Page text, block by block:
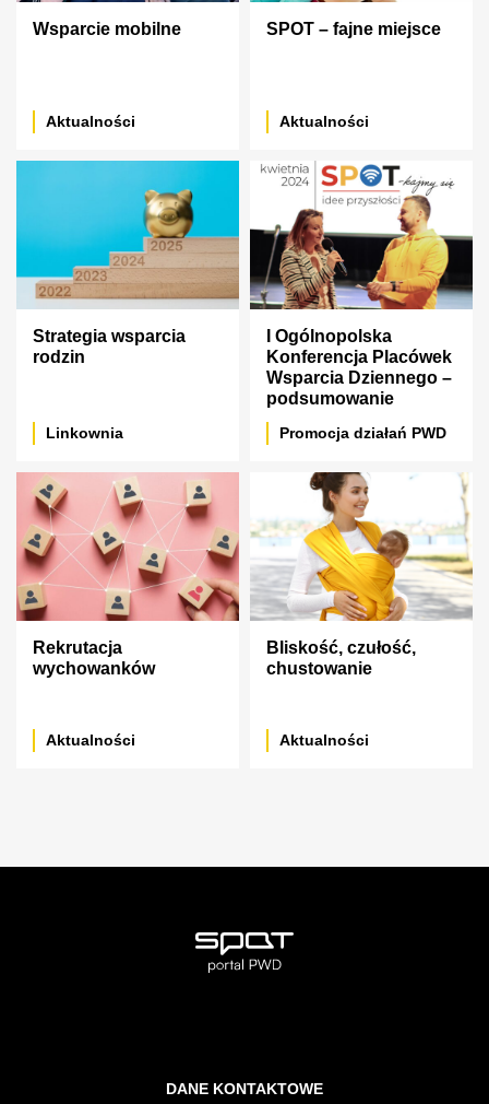
Wsparcie mobilne
Aktualności
SPOT – fajne miejsce
Aktualności
Strategia wsparcia
rodzin
Linkownia
I Ogólnopolska
Konferencja Placówek
Wsparcia Dziennego –
podsumowanie
Promocja działań PWD
Rekrutacja
wychowanków
Aktualności
Bliskość, czułość,
chustowanie
Aktualności
DANE KONTAKTOWE